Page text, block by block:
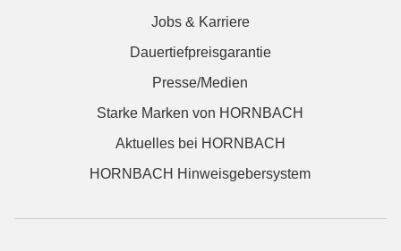
Jobs & Karriere
Dauertiefpreisgarantie
Presse/Medien
Starke Marken von HORNBACH
Aktuelles bei HORNBACH
HORNBACH Hinweisgebersystem